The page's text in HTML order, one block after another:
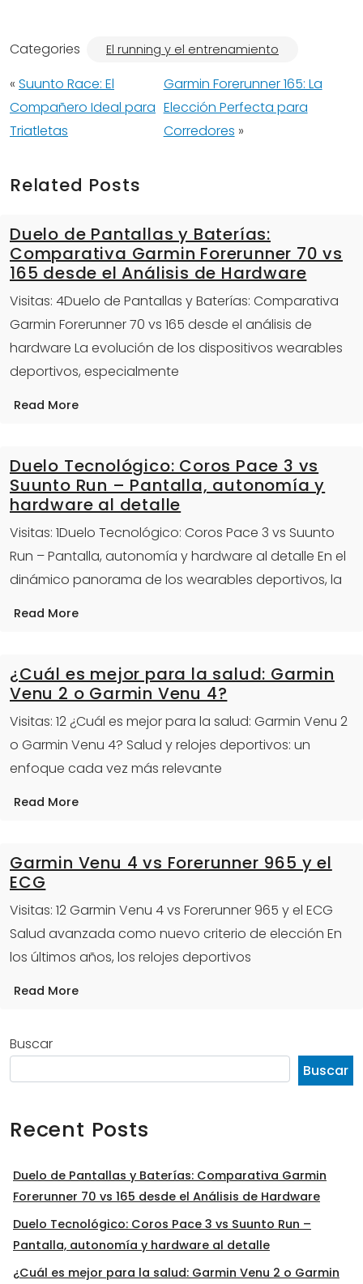
Categories El running y el entrenamiento
« Suunto Race: El
Compañero Ideal para
Triatletas
Garmin Forerunner 165: La
Elección Perfecta para
Corredores »
Related Posts
Duelo de Pantallas y Baterías:
Comparativa Garmin Forerunner 70 vs
165 desde el Análisis de Hardware
Visitas: 4Duelo de Pantallas y Baterías: Comparativa
Garmin Forerunner 70 vs 165 desde el análisis de
hardware La evolución de los dispositivos wearables
deportivos, especialmente
Read More
Duelo Tecnológico: Coros Pace 3 vs
Suunto Run – Pantalla, autonomía y
hardware al detalle
Visitas: 1Duelo Tecnológico: Coros Pace 3 vs Suunto
Run – Pantalla, autonomía y hardware al detalle En el
dinámico panorama de los wearables deportivos, la
Read More
¿Cuál es mejor para la salud: Garmin
Venu 2 o Garmin Venu 4?
Visitas: 12 ¿Cuál es mejor para la salud: Garmin Venu 2
o Garmin Venu 4? Salud y relojes deportivos: un
enfoque cada vez más relevante
Read More
Garmin Venu 4 vs Forerunner 965 y el
ECG
Visitas: 12 Garmin Venu 4 vs Forerunner 965 y el ECG
Salud avanzada como nuevo criterio de elección En
los últimos años, los relojes deportivos
Read More
Buscar
Buscar
Recent Posts
Duelo de Pantallas y Baterías: Comparativa Garmin
Forerunner 70 vs 165 desde el Análisis de Hardware
Duelo Tecnológico: Coros Pace 3 vs Suunto Run –
Pantalla, autonomía y hardware al detalle
¿Cuál es mejor para la salud: Garmin Venu 2 o Garmin